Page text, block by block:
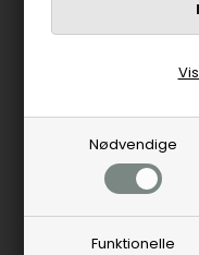
Nødvendige
Funktionelle